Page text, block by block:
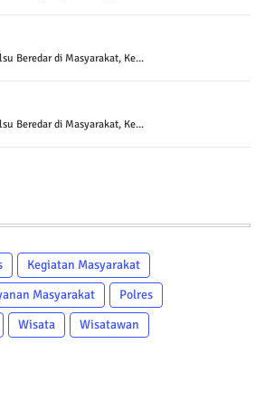
Beredar di Masyarakat, Ke...
Beredar di Masyarakat, Ke...
Kegiatan Masyarakat
Masyarakat
Polres
Wisata
Wisatawan